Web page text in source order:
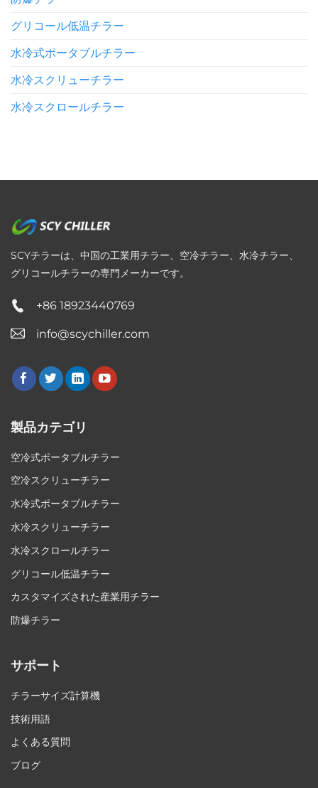
グリコール低温チラー
水冷式ポータブルチラー
水冷スクリューチラー
水冷スクロールチラー
SCYチラーは、中国の工業用チラー、空冷チラー、水冷チラー、
グリコールチラーの専門メーカーです。
+86 18923440769
info@scychiller.com
製品カテゴリ
空冷式ポータブルチラー
空冷スクリューチラー
水冷式ポータブルチラー
水冷スクリューチラー
水冷スクロールチラー
グリコール低温チラー
カスタマイズされた産業用チラー
防爆チラー
サポート
チラーサイズ計算機
技術用語
よくある質問
ブログ